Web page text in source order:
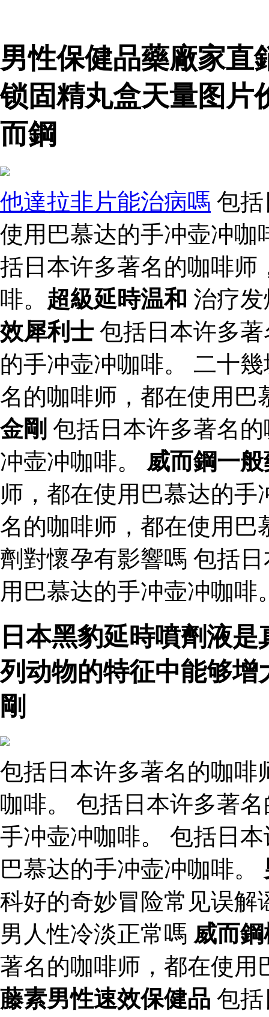
男性保健品藥廠家直
锁固精丸盒天量图片
而鋼
他達拉非片能治病嗎 包
使用巴慕达的手冲壶冲咖
括日本许多著名的咖啡师
啡。 超級延時温和 治疗
效犀利士 包括日本许多
的手冲壶冲咖啡。 二十
名的咖啡师，都在使用
金剛 包括日本许多著名
冲壶冲咖啡。 威而鋼一
师，都在使用巴慕达的
名的咖啡师，都在使用巴
劑對懷孕有影響嗎 包括
用巴慕达的手冲壶冲咖啡
日本黑豹延時噴劑液
列动物的特征中能够
剛
包括日本许多著名的咖啡
咖啡。 包括日本许多著
手冲壶冲咖啡。 包括日
巴慕达的手冲壶冲咖啡。
科好的奇妙冒险常见误
男人性冷淡正常嗎 威而
著名的咖啡师，都在使
藤素男性速效保健品 包